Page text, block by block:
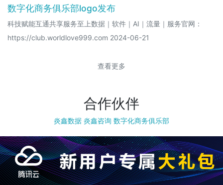
数字化商务俱乐部logo发布
科技赋能互通共享服务至上数据｜软件｜AI｜流量｜服务官网：
https://club.worldlove999.com 2024-06-21
查看更多
合作伙伴
炎鑫数据 炎鑫咨询 数字化商务俱乐部